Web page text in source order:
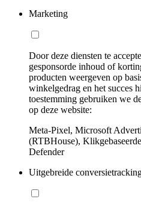
Marketing
Door deze diensten te
gesponsorde inhoud of
producten weergeven op
winkelgedrag en het succes
toestemming gebruiken we
op deze website:
Meta-Pixel, Microsoft
(RTBHouse),
Defender
Uitgebreide